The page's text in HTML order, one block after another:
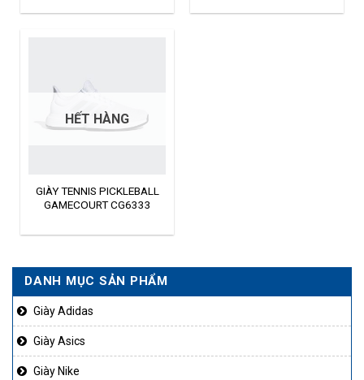
HẾT HÀNG
GIÀY TENNIS PICKLEBALL
GAMECOURT CG6333
DANH MỤC SẢN PHẨM
Giày Adidas
Giày Asics
Giày Nike